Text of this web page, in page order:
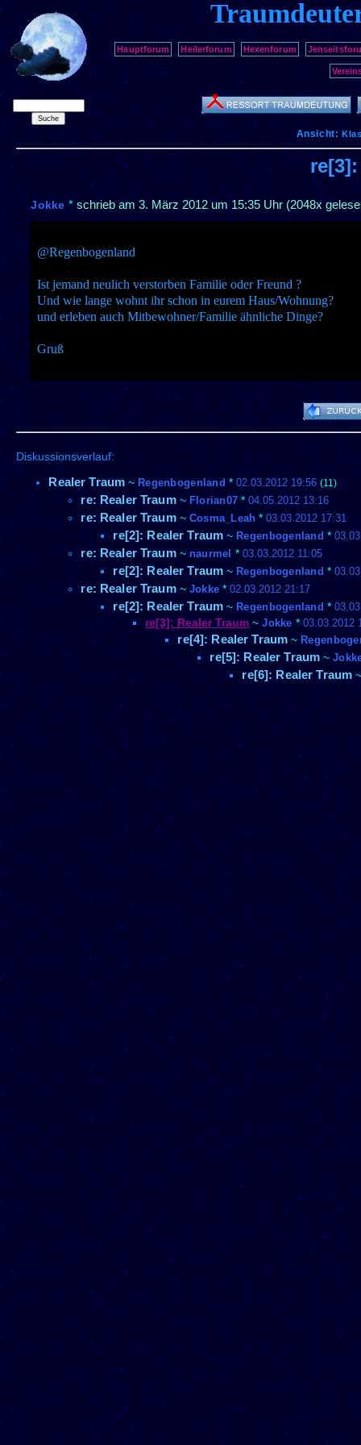
Hauptforum Heilerforum Hexenforum
Ansicht:
Jokke *schrieb am3. März 2012 um 15:35 Uhr(2048x
@Regenbogenland
Ist jemand neulich verstorben Familie oder Freund ?
Und wie lange wohnt ihr schon in eurem Haus/Wohnung?
und erleben auch Mitbewohner/Familie ähnliche Dinge?
Gruß
Diskussionsverlauf:
Realer Traum~ Regenbogenland * 02.03.2012 19:56 (11)
re: Realer Traum~ Florian07*04.05.2012 13:16
re: Realer Traum~ Cosma_Leah*03.03.2012 17:31
re[2]: Realer Traum ~ Regenbogenland *
re: Realer Traum~ naurmel * 03.03.2012 11:05
re[2]: Realer Traum ~ Regenbogenland*
re: Realer Traum~ Jokke *02.03.2012 21:17
re[2]: Realer Traum ~ Regenbogenland*
re[3]: Realer Traum ~Jokke *03.03.2012
re[4]: Realer Traum ~
re[5]: Realer Traum ~
re[6]: Realer Traum